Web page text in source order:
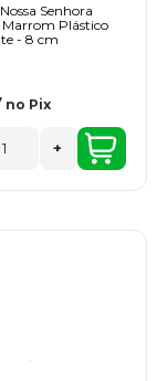
Senhora
Marrom Plástico
- 8 cm
no Pix
+